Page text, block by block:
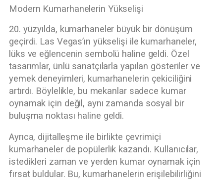
Modern Kumarhanelerin Yükselişi
20. yüzyılda, kumarhaneler büyük bir dönüşüm
geçirdi. Las Vegas’ın yükselişi ile kumarhaneler,
lüks ve eğlencenin sembolü haline geldi. Özel
tasarımlar, ünlü sanatçılarla yapılan gösteriler ve
yemek deneyimleri, kumarhanelerin çekiciliğini
artırdı. Böylelikle, bu mekanlar sadece kumar
oynamak için değil, aynı zamanda sosyal bir
buluşma noktası haline geldi.
Ayrıca, dijitalleşme ile birlikte çevrimiçi
kumarhaneler de popülerlik kazandı. Kullanıcılar,
istedikleri zaman ve yerden kumar oynamak için
fırsat buldular. Bu, kumarhanelerin erişilebilirliğini